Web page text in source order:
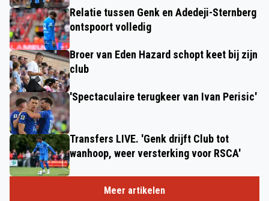
Relatie tussen Genk en Adedeji-Sternberg
ontspoort volledig
Broer van Eden Hazard schopt keet bij zijn
club
'Spectaculaire terugkeer van Ivan Perisic'
Transfers LIVE. 'Genk drijft Club tot
wanhoop, weer versterking voor RSCA'
Meer artikelen